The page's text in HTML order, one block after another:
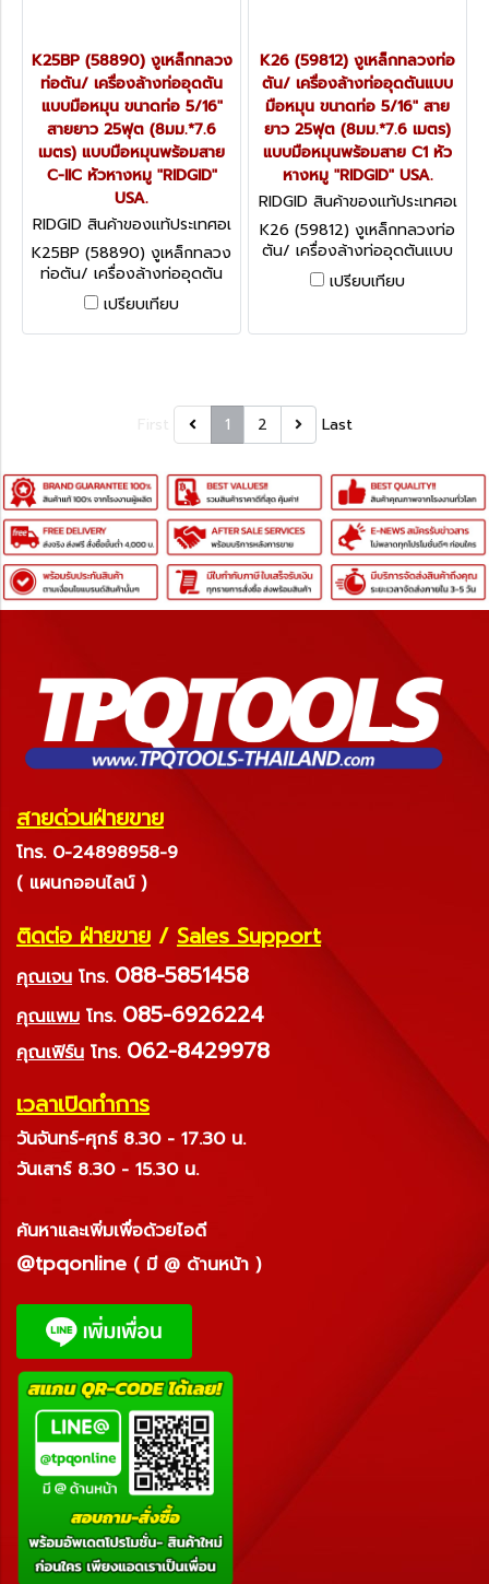
K25BP (58890) งูเหล็กทลวง
ท่อตัน/ เครื่องล้างท่ออุดตัน
แบบมือหมุน ขนาดท่อ 5/16"
สายยาว 25ฟุต (8มม.*7.6
เมตร) แบบมือหมุนพร้อมสาย
C-IIC หัวหางหมู "RIDGID"
USA.
RIDGID สินค้าของแท้ประเทศอเ
มริกา K-25-BP (58890)
K25BP (58890) งูเหล็กทลวง
ท่อตัน/ เครื่องล้างท่ออุดตัน
แบบมือหมุน ขนาดท่อ 5/16"
สายยาว 25ฟุต (8มม.*7.6
เมตร) แบบมือหมุนพร้อมสาย
เปรียบเทียบ
K26 (59812) งูเหล็กทลวงท่อ
ตัน/ เครื่องล้างท่ออุดตันแบบ
มือหมุน ขนาดท่อ 5/16" สาย
ยาว 25ฟุต (8มม.*7.6 เมตร)
แบบมือหมุนพร้อมสาย C1 หัว
หางหมู "RIDGID" USA.
RIDGID สินค้าของแท้ประเทศอเ
มริกา K-26 (59812)
K26 (59812) งูเหล็กทลวงท่อ
ตัน/ เครื่องล้างท่ออุดตันแบบ
มือหมุน ขนาดท่อ 5/16" สาย
ยาว 25ฟุต (8มม.*7.6 เมตร)
หางหมู "RIDGID" USA.
เปรียบเทียบ
1 2 Last
สายด่วนฝ่ายขาย
โทร. 0-24898958-9
( แผนกออนไลน์ )
ติดต่อ ฝ่ายขาย / Sales Support
คุณเจน โทร. 088-5851458
คุณแพม โทร. 085-6926224
คุณเฟิร์น โทร. 062-8429978
เวลาเปิดทำการ
วันจันทร์-ศุกร์ 8.30 - 17.30 น.
วันเสาร์ 8.30 - 15.30 น.
ค้นหาและเพิ่มเพื่อด้วยไอดี
@tpqonline ( มี @ ด้านหน้า )